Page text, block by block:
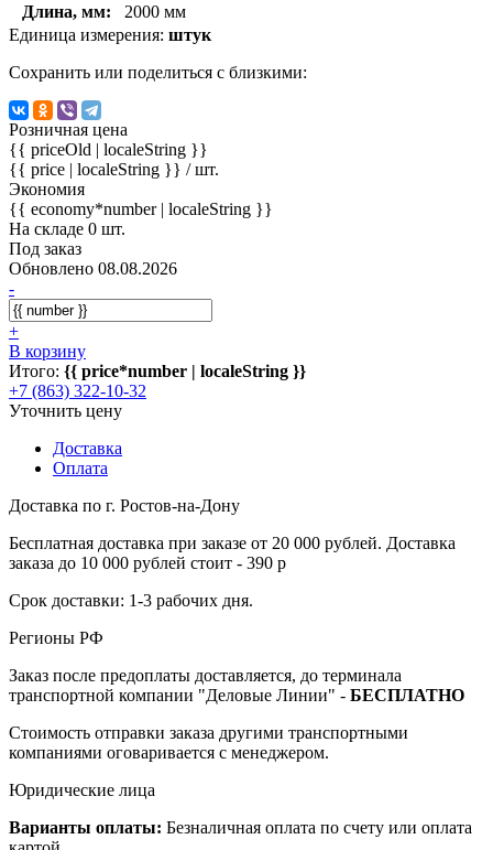
Длина, мм:
2000 мм
Единица измерения: штук
Сохранить или поделиться с близкими:
Розничная цена
{{ priceOld | localeString }}
{{ price | localeString }} / шт.
Экономия
{{ economy*number | localeString }}
На складе 0 шт.
Под заказ
Обновлено 08.08.2026
-
+
В корзину
Итого: {{ price*number | localeString }}
+7 (863) 322-10-32
Уточнить цену
Доставка
Оплата
Доставка по г. Ростов-на-Дону
Бесплатная доставка при заказе от 20 000 рублей. Доставка
заказа до 10 000 рублей стоит - 390 р
Срок доставки: 1-3 рабочих дня.
Регионы РФ
Заказ после предоплаты доставляется, до терминала
транспортной компании "Деловые Линии" - БЕСПЛАТНО
Стоимость отправки заказа другими транспортными
компаниями оговаривается с менеджером.
Юридические лица
Варианты оплаты: Безналичная оплата по счету или оплата